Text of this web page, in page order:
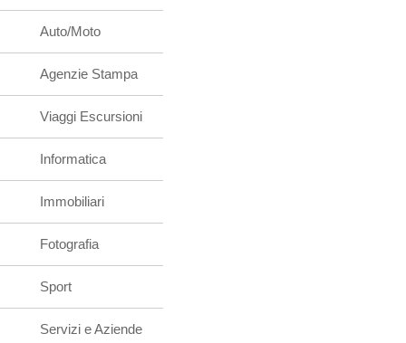
Auto/Moto
Agenzie Stampa
Viaggi Escursioni
Informatica
Immobiliari
Fotografia
Sport
Servizi e Aziende